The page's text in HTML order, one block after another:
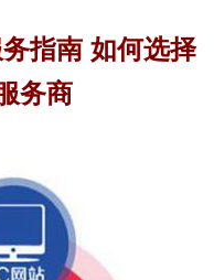
指南 如何选择
务商